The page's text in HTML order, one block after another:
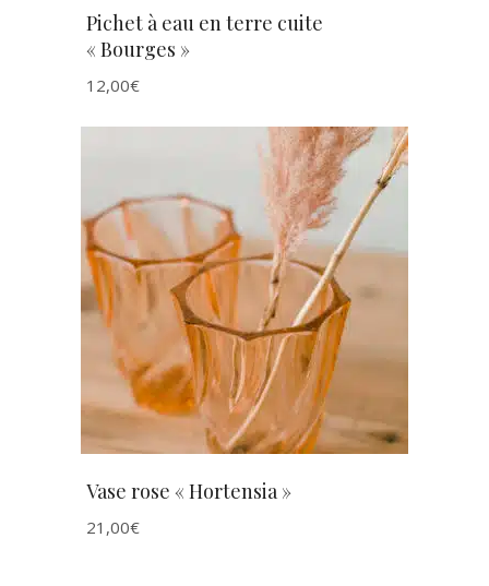
Pichet à eau en terre cuite
« Bourges »
12,00€
AJOUTER AU PANIER
Vase rose « Hortensia »
21,00€